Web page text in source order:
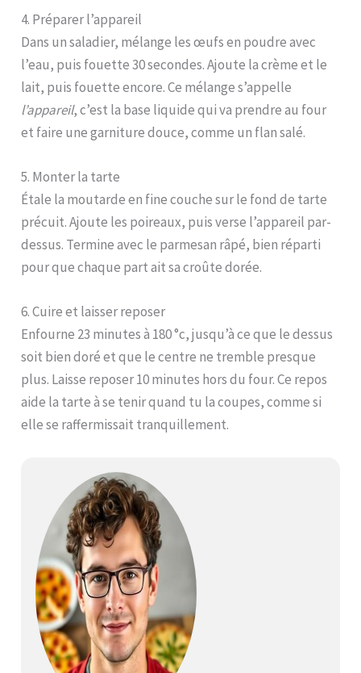
4. Préparer l’appareil
Dans un saladier, mélange les œufs en poudre avec
l’eau, puis fouette 30 secondes. Ajoute la crème et le
lait, puis fouette encore. Ce mélange s’appelle
l’appareil, c’est la base liquide qui va prendre au four
et faire une garniture douce, comme un flan salé.
5. Monter la tarte
Étale la moutarde en fine couche sur le fond de tarte
précuit. Ajoute les poireaux, puis verse l’appareil par-
dessus. Termine avec le parmesan râpé, bien réparti
pour que chaque part ait sa croûte dorée.
6. Cuire et laisser reposer
Enfourne 23 minutes à 180 °c, jusqu’à ce que le dessus
soit bien doré et que le centre ne tremble presque
plus. Laisse reposer 10 minutes hors du four. Ce repos
aide la tarte à se tenir quand tu la coupes, comme si
elle se raffermissait tranquillement.